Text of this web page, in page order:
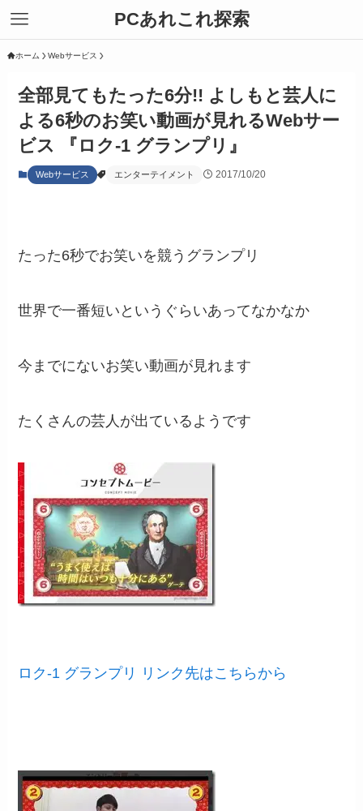
PCあれこれ探索
ホーム Webサービス
全部見てもたった6分!! よしもと芸人に
よる6秒のお笑い動画が見れるWebサー
ビス 『ロク-1 グランプリ』
Webサービス エンターテイメント 2017/10/20
たった6秒でお笑いを競うグランプリ
世界で一番短いというぐらいあってなかなか
今までにないお笑い動画が見れます
たくさんの芸人が出ているようです
ロク-1 グランプリ リンク先はこちらから